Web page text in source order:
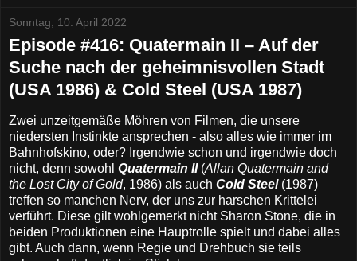
Sonntag, 10. April 2022
Episode #416: Quatermain II – Auf der
Suche nach der geheimnisvollen Stadt
(USA 1986) & Cold Steel (USA 1987)
Zwei unzeitgemäße Möhren von Filmen, die unsere
niedersten Instinkte ansprechen - also alles wie immer im
Bahnhofskino, oder? Irgendwie schon und irgendwie doch
nicht, denn sowohl Quatermain II(Allan Quatermain and
the Lost City of Gold, 1986) als auch Cold Steel(1987)
treffen so manchen Nerv, der uns zur harschen Krittelei
verführt. Diese gilt wohlgemerkt nicht Sharon Stone, die in
beiden Produktionen eine Hauptrolle spielt und dabei alles
gibt. Auch dann, wenn Regie und Drehbuch sie teils